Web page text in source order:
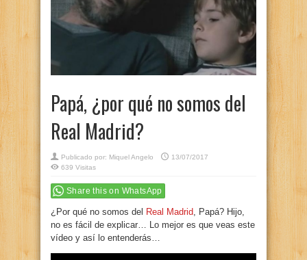
Papá, ¿por qué no somos del
Real Madrid?
Publicado por: Miquel Angelo
13/07/2017
639 Visitas
Share this on WhatsApp
¿Por qué no somos del Real Madrid , Papá? Hijo,
no es fácil de explicar… Lo mejor es que veas este
vídeo y así lo entenderás…